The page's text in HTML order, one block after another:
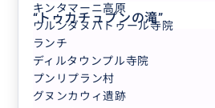
“トゥカチュプンの滝”
キンタマーニ高原
ウルンダヌバトゥール寺院
ランチ
ディルタウンプル寺院
プンリプラン村
グヌンカウィ遺跡